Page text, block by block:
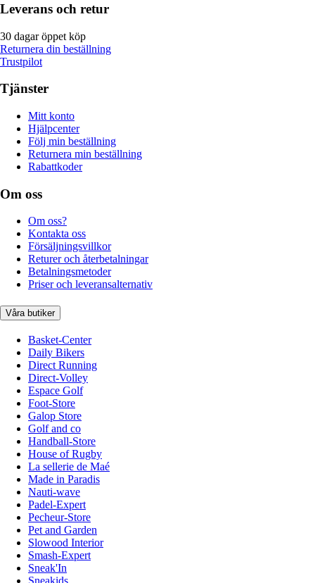
Leverans och retur
30 dagar öppet köp
Returnera din beställning
Trustpilot
Tjänster
Mitt konto
Hjälpcenter
Följ min beställning
Returnera min beställning
Rabattkoder
Om oss
Om oss?
Kontakta oss
Försäljningsvillkor
Returer och återbetalningar
Betalningsmetoder
Priser och leveransalternativ
Våra butiker
Basket-Center
Daily Bikers
Direct Running
Direct-Volley
Espace Golf
Foot-Store
Galop Store
Golf and co
Handball-Store
House of Rugby
La sellerie de Maé
Made in Paradis
Nauti-wave
Padel-Expert
Pecheur-Store
Pet and Garden
Slowood Interior
Smash-Expert
Sneak'In
Sneakids